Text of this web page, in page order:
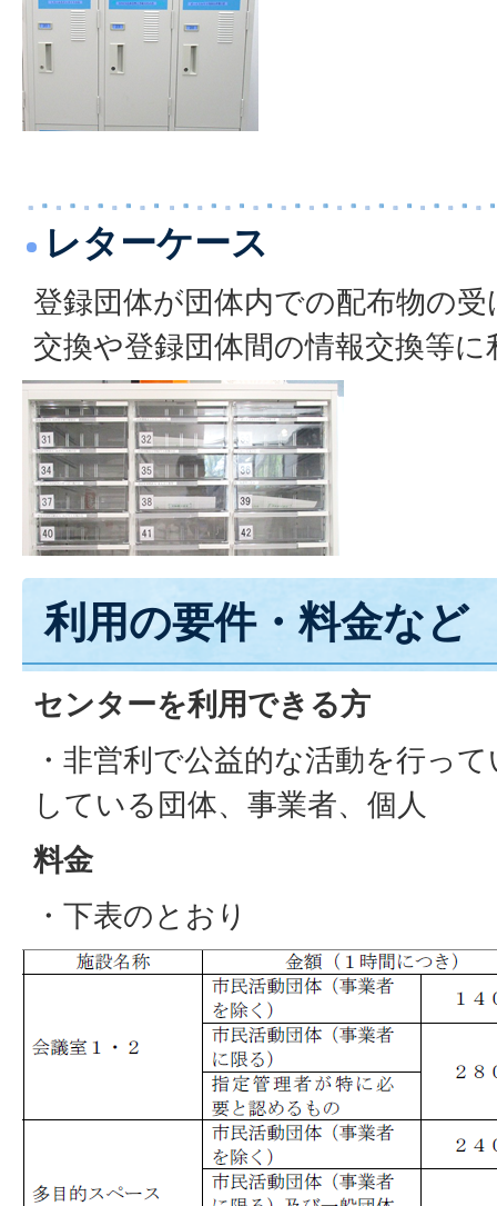
レターケース
登録団体が団体内での配布物の
交換や登録団体間の情報交換等
利用の要件・料金など
センターを利用できる方
・非営利で公益的な活動を行っ
している団体、事業者、個人
料金
・下表のとおり